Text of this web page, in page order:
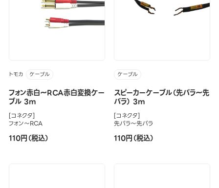
トモカ ケーブル
フォン赤白～RCA赤白変換ケー
ブル 3m
[コネクタ]
フォン～RCA
110円（税込）
ケーブル
スピーカーケーブル（先バラ～先
バラ） 3m
[コネクタ]
先バラ～先バラ
110円（税込）